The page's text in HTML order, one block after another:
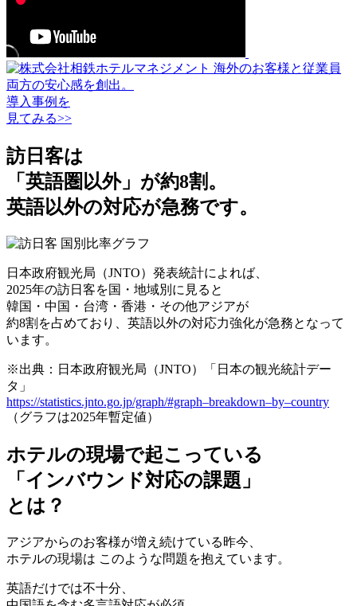
海外のお客様と従業員
両方の安心感を創出。
導入事例を
見てみる>>
訪日客は
「英語圏以外」が約8割。
英語以外の対応が急務です。
日本政府観光局（JNTO）発表統計によれば、
2025年の訪日客を国・地域別に見ると
韓国・中国・台湾・香港・その他アジアが
約8割を占めており、英語以外の対応力強化が急務となって
います。
※出典：日本政府観光局（JNTO）「日本の観光統計デー
タ」
https://statistics.jnto.go.jp/graph/#graph–breakdown–by–country
（グラフは2025年暫定値）
ホテルの現場で起こっている
「インバウンド対応の課題」
とは？
アジアからのお客様が増え続けている昨今、
ホテルの現場は このような問題 を抱えています。
英語だけでは不十分、